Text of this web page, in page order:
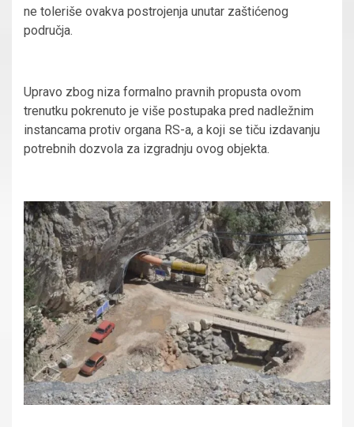
ne toleriše ovakva postrojenja unutar zaštićenog
područja.
Upravo zbog niza formalno pravnih propusta ovom
trenutku pokrenuto je više postupaka pred nadležnim
instancama protiv organa RS-a, a koji se tiču izdavanju
potrebnih dozvola za izgradnju ovog objekta.